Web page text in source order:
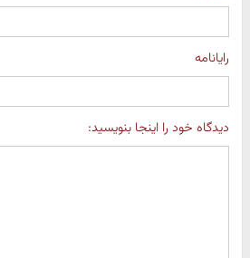
رایانامه
دیدگاه خود را اینجا بنویسید: